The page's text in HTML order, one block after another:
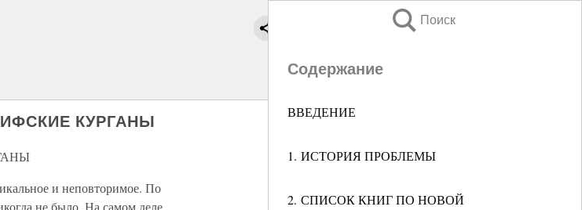
Поиск
Содержание
ВВЕДЕНИЕ
1. ИСТОРИЯ ПРОБЛЕМЫ
2. СПИСОК КНИГ ПО НОВОЙ
КУРГАНЫ
и неповторимое. По
не было. На самом деле